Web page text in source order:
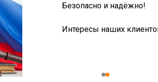
Безопасно и надёжно!
Интересы наших